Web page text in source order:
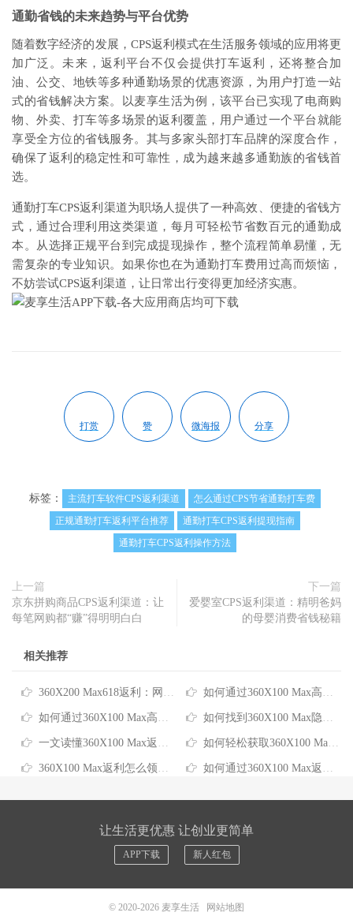
通勤省钱的未来趋势与平台优势
随着数字经济的发展，CPS返利模式在生活服务领域的应用将更
加广泛。未来，返利平台不仅会提供打车返利，还将整合加
油、公交、地铁等多种通勤场景的优惠资源，为用户打造一站
式的省钱解决方案。以麦享生活为例，该平台已实现了电商购
物、外卖、打车等多场景的返利覆盖，用户通过一个平台就能
享受全方位的省钱服务。其与多家头部打车品牌的深度合作，
确保了返利的稳定性和可靠性，成为越来越多通勤族的省钱首
选。
通勤打车CPS返利渠道为职场人提供了一种高效、便捷的省钱方
式，通过合理利用这类渠道，每月可轻松节省数百元的通勤成
本。从选择正规平台到完成提现操作，整个流程简单易懂，无
需复杂的专业知识。如果你也在为通勤打车费用过高而烦恼，
不妨尝试CPS返利渠道，让日常出行变得更加经济实惠。
打赏 赞 微海报 分享
标签： 主流打车软件CPS返利渠道
怎么通过CPS节省通勤打车费
正规通勤打车返利平台推荐
通勤打车CPS返利提现指南
通勤打车CPS返利操作方法
上一篇
京东拼购商品CPS返利渠道：让
每笔网购都“赚”得明明白白
下一篇
爱婴室CPS返利渠道：精明爸妈
的母婴消费省钱秘籍
相关推荐
360X200 Max618返利：网购省钱实用攻略 如何通过360X100 Max高返利实现网购省钱最大化
如何通过360X100 Max高佣金返利实现网购更省钱 如何找到360X100 Max隐藏返利，轻松省下网购开支
一文读懂360X100 Max返利提现：网购省钱新玩法 如何轻松获取360X100 Max返利推广的购物省钱福利
360X100 Max返利怎么领：一站式省钱攻略来了 如何通过360X100 Max返利平台每年省下千元网购开支
让生活更优惠 让创业更简单
APP下载 新人红包
© 2020-2026 麦享生活 网站地图